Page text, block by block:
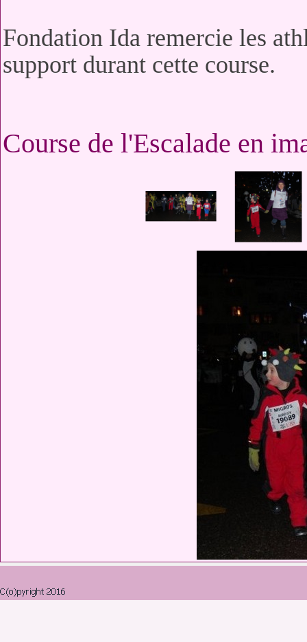
Fondation Ida remercie les
support durant cette course.
Course de l'Escalade en